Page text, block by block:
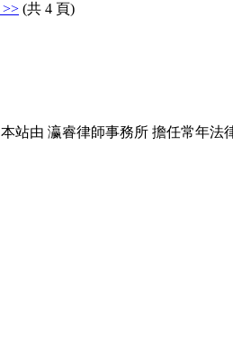
>> (共 4 頁)
本站由 瀛睿律師事務所 擔任常年法